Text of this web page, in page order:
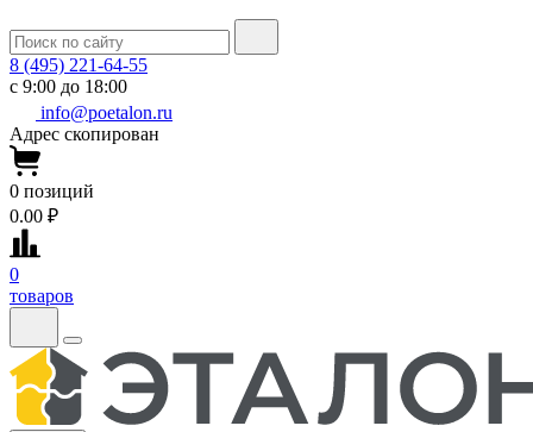
8 (495) 221-64-55
с 9:00 до 18:00
info@poetalon.ru
Адрес скопирован
0 позиций
0.00 ₽
0
товаров